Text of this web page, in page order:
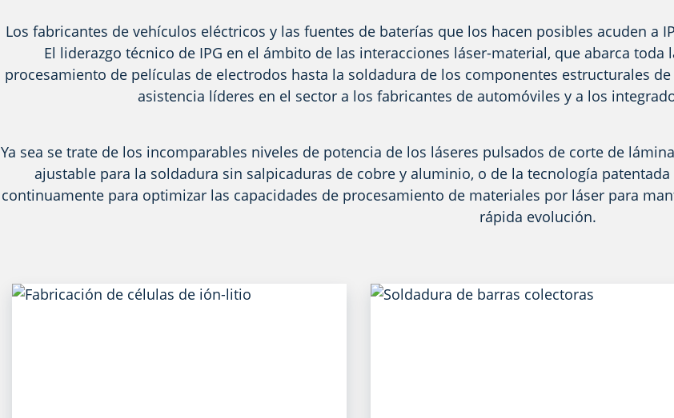
Los fabricantes de vehículos eléctricos y las fuentes de baterías que los hacen posibles acuden a
El liderazgo técnico de IPG en el ámbito de las interacciones láser-material, que abarca
procesamiento de películas de electrodos hasta la soldadura de los componentes estructurales
asistencia líderes en el sector a los fabricantes de automóviles y a los
Ya sea se trate de los incomparables niveles de potencia de los láseres pulsados de corte de
ajustable para la soldadura sin salpicaduras de cobre y aluminio, o de la tecnología
continuamente para optimizar las capacidades de procesamiento de materiales por láser para
rápida evolución.